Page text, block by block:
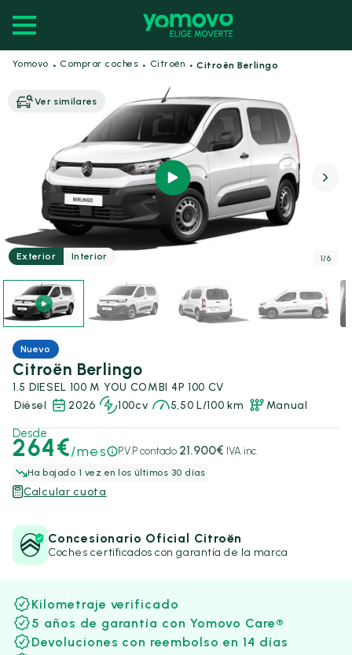
Yomovo · Comprar coches · Citroën · Citroën Berlingo
Ver similares
Exterior Interior 1/6
Nuevo
Citroën Berlingo
1.5 DIESEL 100 M YOU COMBI 4P 100 CV
Diésel
2026 100cv 5,50 L/100 km Manual
Desde
264€/mes P.V.P contado 21.900€ IVA inc.
Ha bajado 1 vez en los últimos 30 días
Calcular cuota
Concesionario Oficial Citroën
Coches certificados con garantía de la marca
Kilometraje verificado
5 años de garantía con Yomovo Care®
Devoluciones con reembolso en 14 días